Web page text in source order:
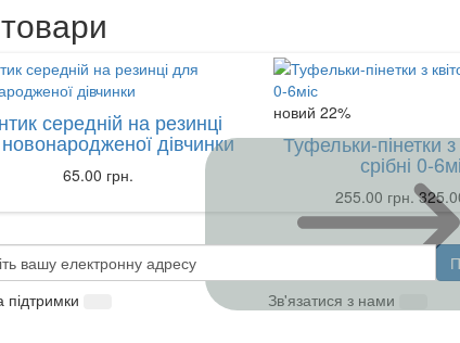
середній на резинці
дівчинки
65.00 грн.
новий 22%
Туфельки-пінетки
срібні 0-
255.00 грн.
Зв'язатися з нами